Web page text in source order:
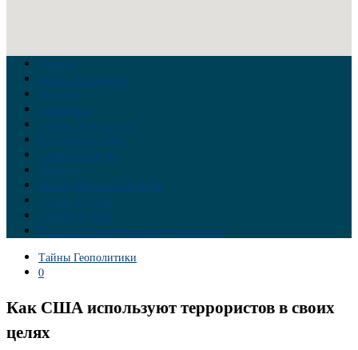
Главная
Война на Украине
Новости
Аналитика
Тайны Геополитики
Российские элиты
Теория заговора
Украина
Новый Мировой Порядок
Тайны истории
Обратная связь
Правила комментирования материалов
Тайны Геополитики
0
Как США используют террористов в своих
целях